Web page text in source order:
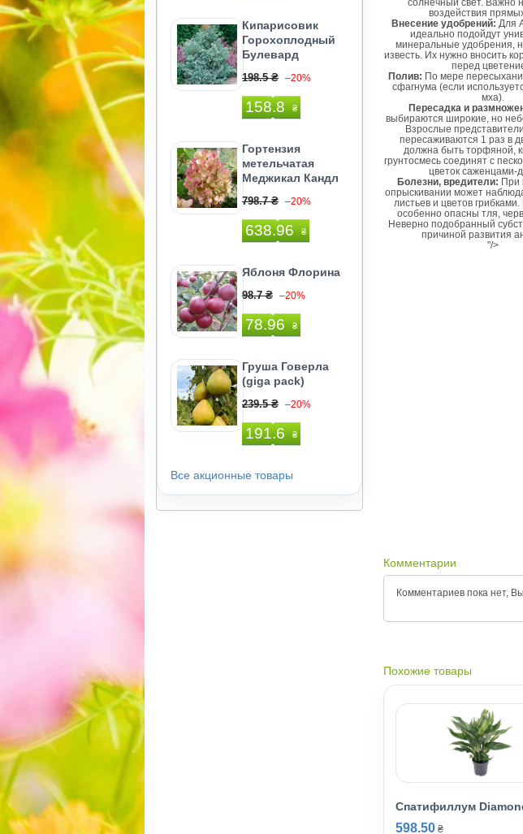
Кипарисовик
Горохоплодный
Булевард
198.5 ₴ –20%
158.8 ₴
Гортензия
метельчатая
Меджикал Кандл
798.7 ₴ –20%
638.96 ₴
Яблоня Флорина
98.7 ₴ –20%
78.96 ₴
Груша Говерла
(giga pack)
239.5 ₴ –20%
191.6 ₴
Все акционные товары
солнечный свет. Важно
воздействия
Внесение удобрений: Для
идеально подойдут
минеральные удобрения,
известь. Их нужно вносить
перед
Полив: По мере
сфагнума (если
мха).
Пересадка и
выбираются широкие, но
Взрослые
пересаживаются 1 раз в
должна быть торфяной,
грунтосмесь соединят с
цветок саженцами-
Болезни, вредители: При
опрыскивании может
листьев и цветов
особенно опасны тля,
Неверно подобранный
причиной развития
"/>
Комментарии
Комментариев пока нет,
Похожие товары
Спатифиллум
598.50 ₴